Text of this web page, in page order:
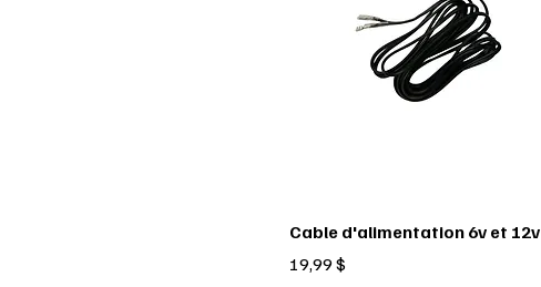
Cable d'alimentation 6v et 12v
Prix
19,99 $